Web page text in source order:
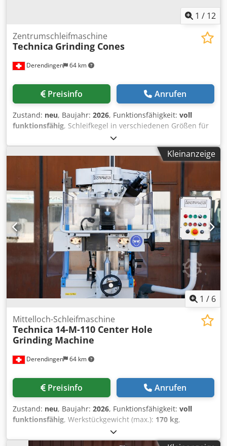
1 / 12
Derendingen 64 km
Zentrumschleifmaschine
Technica Grinding Cones
Preisinfo Anrufen
Zustand: neu, Baujahr: 2026, Funktionsfähigkeit: voll
funktionsfähig, Schleifkegel in verschiedenen Größen für
Zentrierlochs-Schleifmaschinen. Codpfx Aexyiyqjb Ejrf
Kleinanzeige
1 / 6
Derendingen 64 km
Mittelloch-Schleifmaschine
Technica 14-M-110 Center Hole
Grinding Machine
Preisinfo Anrufen
Zustand: neu, Baujahr: 2026, Funktionsfähigkeit: voll
funktionsfähig, Werkstückgewicht (max.): 170 kg,
45’000 U/min
(min.):5’000 U/min, Spindeldrehzahl (max.):45’000 U/min,